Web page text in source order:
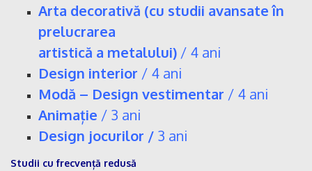
Arta decorativă (cu studii avansate în
prelucrarea
artistică a metalului) / 4 ani
Design interior / 4 ani
Modă – Design vestimentar / 4 ani
Animație / 3 ani
Design jocurilor / 3 ani
Studii cu frecvență redusă